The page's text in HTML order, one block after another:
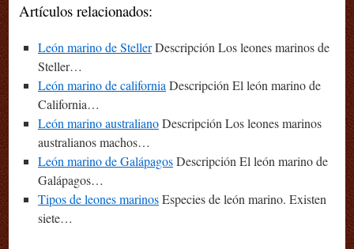
Artículos relacionados:
León marino de StellerDescripción Los leones marinos de
Steller…
León marino de californiaDescripción El león marino de
California…
León marino australianoDescripción Los leones marinos
australianos machos…
León marino de GalápagosDescripción El león marino de
Galápagos…
Tipos de leones marinosEspecies de león marino. Existen
siete…